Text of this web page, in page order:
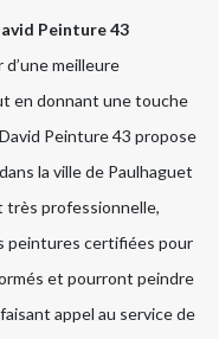
Peinture 43
meilleure
en donnant une touche
Peinture 43 propose
la ville de Paulhaguet
très professionnelle,
peintures certifiées pour
et pourront peindre
appel au service de